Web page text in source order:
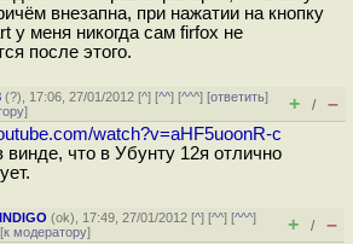
внезапна, при нажатии на кнопку
у меня никогда сам firfox не
после этого.
(?), 17:06, 27/01/2012 [^] [^^] [^^^] [ответить]
] + / –
watch?v=aHF5uoonR-c
винде, что в Убунту 12я отлично
(ok), 17:49, 27/01/2012 [^] [^^] [^^^]
к модератору] + / –